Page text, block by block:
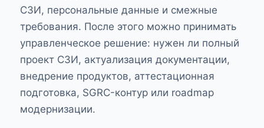
СЗИ, персональные данные и смежные
требования. После этого можно принимать
управленческое решение: нужен ли полный
проект СЗИ, актуализация документации,
внедрение продуктов, аттестационная
подготовка, SGRC-контур или roadmap
модернизации.